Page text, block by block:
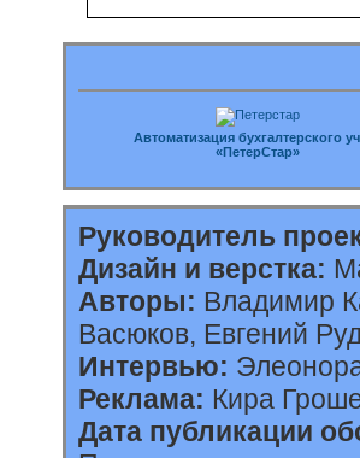
Автоматизация бухгалтерского
«ПетерСтар»
Руководитель
Дизайн и верстка:
Авторы: Владимир
Васюков, Евгений
Интервью:
Реклама: Кира
Дата публикации